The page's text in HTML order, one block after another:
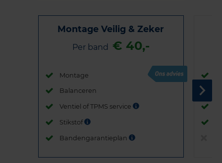
Montage Veilig & Zeker
Per band € 40,-
Montage
Balanceren
Ventiel of TPMS service
Stikstof
Bandengarantieplan